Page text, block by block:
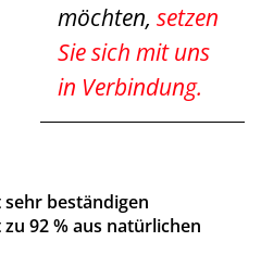
möchten, setzen
Sie sich mit uns
in Verbindung.
beständigen
92 % aus natürlichen